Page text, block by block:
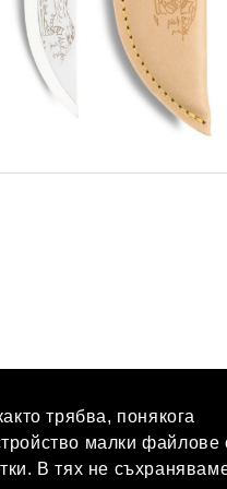
трябва, понякога
малки файлове
В тях не